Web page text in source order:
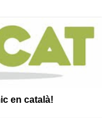
en català!